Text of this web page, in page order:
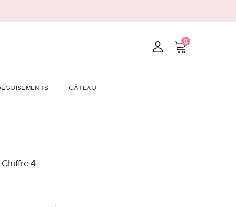
0
GÂTEAU
4